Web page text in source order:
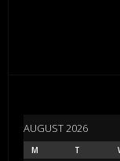
AUGUST 2026
M T